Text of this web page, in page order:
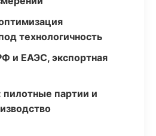
технологичность
и ЕАЭС, экспортная
пилотные партии и